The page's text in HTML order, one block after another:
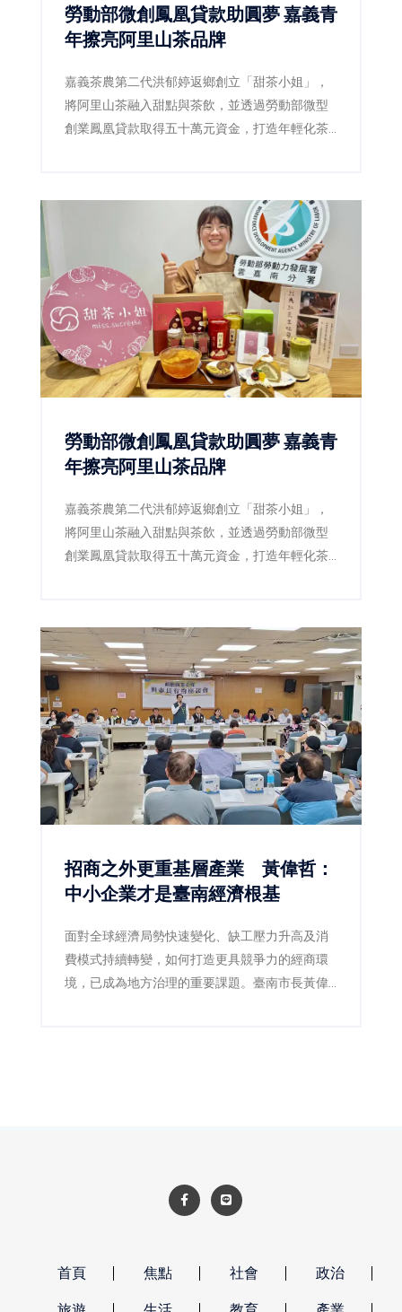
勞動部微創鳳凰貸款助圓夢 嘉義青
年擦亮阿里山茶品牌
嘉義茶農第二代洪郁婷返鄉創立「甜茶小姐」，
將阿里山茶融入甜點與茶飲，並透過勞動部微型
創業鳳凰貸款取得五十萬元資金，打造年輕化茶
勞動部微創鳳凰貸款助圓夢 嘉義青
年擦亮阿里山茶品牌
嘉義茶農第二代洪郁婷返鄉創立「甜茶小姐」，
將阿里山茶融入甜點與茶飲，並透過勞動部微型
創業鳳凰貸款取得五十萬元資金，打造年輕化茶
招商之外更重基層產業 黃偉哲：
中小企業才是臺南經濟根基
面對全球經濟局勢快速變化、缺工壓力升高及消
費模式持續轉變，如何打造更具競爭力的經商環
境，已成為地方治理的重要課題。臺南市長黃偉
首頁 焦點 社會 政治